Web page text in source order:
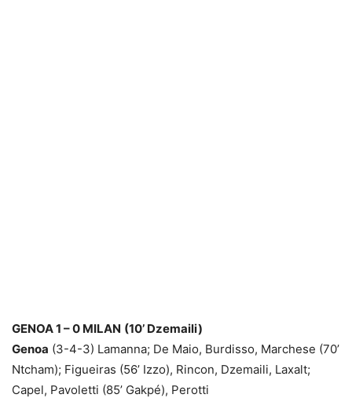
GENOA 1 – 0 MILAN (10’ Dzemaili)
Genoa (3-4-3) Lamanna; De Maio, Burdisso, Marchese (70’
Ntcham); Figueiras (56’ Izzo), Rincon, Dzemaili, Laxalt;
Capel, Pavoletti (85’ Gakpé), Perotti